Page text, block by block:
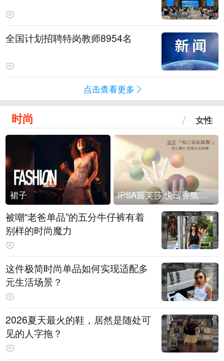
全国计划招聘特岗教师8954名
点击查看更多
时尚 女性
裙子 IPSA茵芙莎 悦己香氛凝露上市
被嘲“老爸单品”的五分牛仔裤有着
别样的时尚魔力
这件极简时尚单品如何实现适配多
元生活场景？
2026夏天最火的鞋，居然是随处可
见的人字拖？